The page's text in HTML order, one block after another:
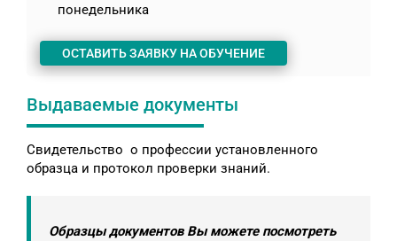
понедельника
ОСТАВИТЬ ЗАЯВКУ НА ОБУЧЕНИЕ
Выдаваемые документы
Свидетельство о профессии установленного
образца и протокол проверки знаний.
Образцы документов Вы можете посмотреть